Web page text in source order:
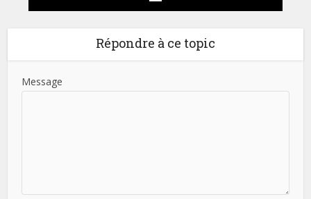
Répondre à ce topic
Message